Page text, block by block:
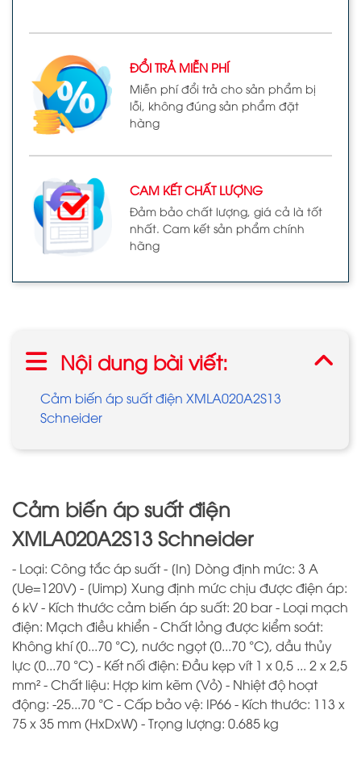
ĐỔI TRẢ MIỄN PHÍ
Miễn phí đổi trả cho sản phẩm bị
lỗi, không đúng sản phẩm đặt
hàng
CAM KẾT CHẤT LƯỢNG
Đảm bảo chất lượng, giá cả là tốt
nhất. Cam kết sản phẩm chính
hãng
Nội dung bài viết:
Cảm biến áp suất điện XMLA020A2S13
Schneider
Cảm biến áp suất điện
XMLA020A2S13 Schneider
- Loại: Công tắc áp suất - [In] Dòng định mức: 3 A
(Ue=120V) - [Uimp] Xung định mức chịu được điện áp:
6 kV - Kích thước cảm biến áp suất: 20 bar - Loại mạch
điện: Mạch điều khiển - Chất lỏng được kiểm soát:
Không khí (0...70 °C), nước ngọt (0...70 °C), dầu thủy
lực (0...70 °C) - Kết nối điện: Đầu kẹp vít 1 x 0,5 ... 2 x 2,5
mm² - Chất liệu: Hợp kim kẽm (Vỏ) - Nhiệt độ hoạt
động: -25...70 °C - Cấp bảo vệ: IP66 - Kích thước: 113 x
75 x 35 mm (HxDxW) - Trọng lượng: 0.685 kg